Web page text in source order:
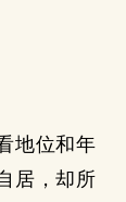
地位和年
居，却所